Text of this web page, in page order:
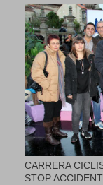
CARRERA
STOP